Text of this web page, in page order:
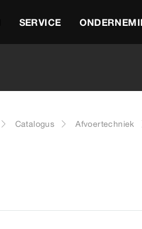
SERVICE
Catalogus Afvoertechniek